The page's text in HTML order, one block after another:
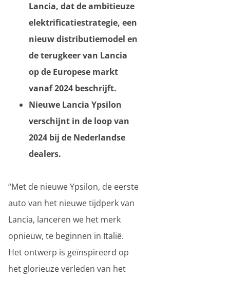
Lancia, dat de ambitieuze
elektrificatiestrategie, een
nieuw distributiemodel en
de terugkeer van Lancia
op de Europese markt
vanaf 2024 beschrijft.
Nieuwe Lancia Ypsilon
verschijnt in de loop van
2024 bij de Nederlandse
dealers.
“Met de nieuwe Ypsilon, de eerste
auto van het nieuwe tijdperk van
Lancia, lanceren we het merk
opnieuw, te beginnen in Italië.
Het ontwerp is geïnspireerd op
het glorieuze verleden van het